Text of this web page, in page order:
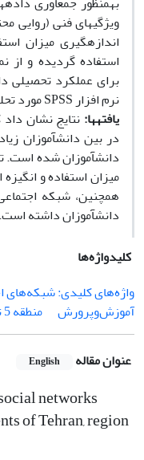
اندازه­گیری میزان
برای عملکرد تحصیلی
نرم افزار SPSS مورد تحلیل قرار گرفت.
یافته­ها: نتایج نشان
در بین دانش­آموزان
دانش­آموزان شده است.
میزان استفاده و
همچنین، شبکه
دانش­آموزان داشته است.
کلیدواژه‌ها
واژه‌های کلیدی: شبکه‌های
آموزش‌وپرورش
منطقه 5 تهران
عنوان مقاله English
networks
of Tehran, region